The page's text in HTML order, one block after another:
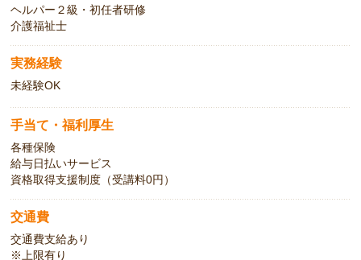
ヘルパー２級・初任者研修
介護福祉士
実務経験
未経験OK
手当て・福利厚生
各種保険
給与日払いサービス
資格取得支援制度（受講料0円）
交通費
交通費支給あり
※上限有り